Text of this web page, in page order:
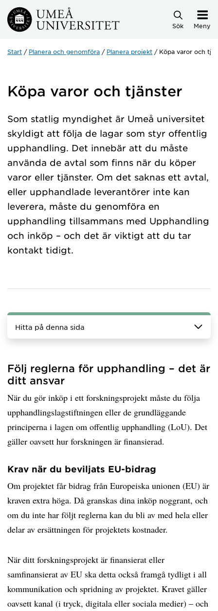
Hoppa direkt till innehållet
Sök Meny
Start Planera och genomföra Planera projekt Köpa varor och
Köpa varor och tjänster
Som statlig myndighet är Umeå universitet
skyldigt att följa de lagar som styr offentlig
upphandling. Det innebär att du måste
använda de avtal som finns när du köper
varor eller tjänster. Om det saknas ett avtal,
eller upphandlade leverantörer inte kan
leverera, måste du genomföra en
upphandling tillsammans med Upphandling
och inköp – och det är viktigt att du tar
kontakt tidigt.
Hitta på denna sida
Följ reglerna för upphandling – det är
ditt ansvar
När du gör inköp i ett forskningsprojekt måste du följa
upphandlingslagstiftningen eller de grundläggande
principerna i lagen om offentlig upphandling (LoU). Det
gäller oavsett hur forskningen är finansierad.
Krav när du beviljats EU-bidrag
Om projektet får bidrag från Europeiska unionen (EU) är
kraven extra höga. Då granskas dina inköp noggrant, och
om du inte har följt reglerna kan du bli av med hela eller
delar av ersättningen för projektets kostnader.
När ditt forskningsprojekt är finansierat eller
samfinansierat av EU ska detta också framgå tydligt i all
kommunikation och spridning av projektet. Kravet gäller
oavsett kanal (i tryck, digitala eller sociala medier) – och